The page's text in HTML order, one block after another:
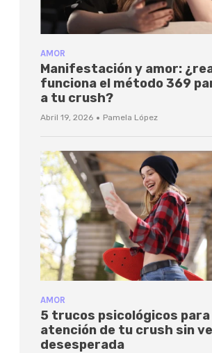
AMOR
Manifestación y amor:
funciona el método 369
a tu crush?
Abril 19, 2026 · Pamela López
AMOR
5 trucos psicológicos
atención de tu crush sin
desesperada